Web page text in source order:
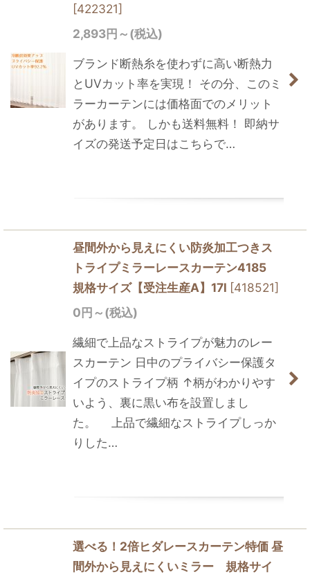
[422321]
2,893円～(税込)
ブランド断熱糸を使わずに高い断熱力
とUVカット率を実現！ その分、このミ
ラーカーテンには価格面でのメリット
があります。 しかも送料無料！ 即納サ
イズの発送予定日はこちらで…
昼間外から見えにくい防炎加工つきス
トライプミラーレースカーテン4185
規格サイズ【受注生産A】17l [418521]
0円～(税込)
繊細で上品なストライプが魅力のレー
スカーテン 日中のプライバシー保護タ
イプのストライプ柄 ↑柄がわかりやす
いよう、裏に黒い布を設置しまし
た。 上品で繊細なストライプしっか
りした…
選べる！2倍ヒダレースカーテン特価 昼
間外から見えにくいミラー 規格サイ